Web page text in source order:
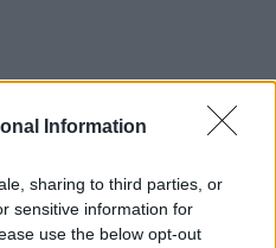
Information
sharing to third parties, or
sensitive information for
use the below opt-out